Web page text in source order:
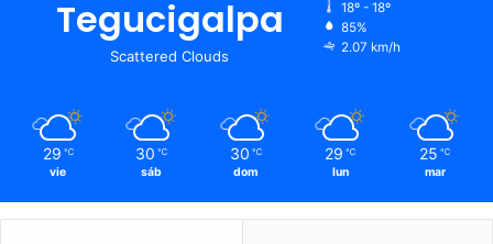
ocurrido en junio de 2012.
absuelta del delito de abuso de autoridad.
Tegucigalpa
Scattered Clouds
18º - 18º
85%
2.07 km/h
29 ℃
vie
30 ℃
sáb
30 ℃
dom
29 ℃
lun
25 ℃
mar